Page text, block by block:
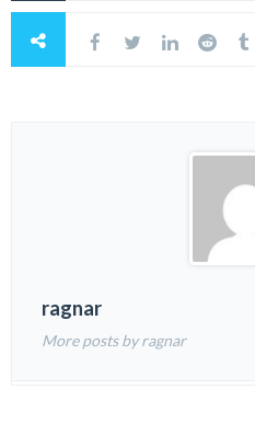
ragnar
More posts by ragnar